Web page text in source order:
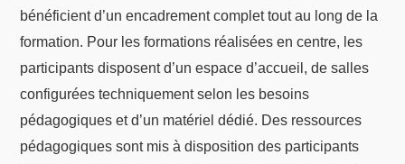
bénéficient d’un encadrement complet tout au long de la
formation. Pour les formations réalisées en centre, les
participants disposent d’un espace d’accueil, de salles
configurées techniquement selon les besoins
pédagogiques et d’un matériel dédié. Des ressources
pédagogiques sont mis à disposition des participants